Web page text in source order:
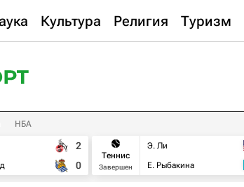
Культура Религия Туризм
НБА
2
0
Теннис
Завершен
Э. Ли
Е. Рыбакина